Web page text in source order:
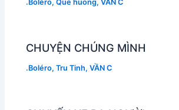
.Boléro,Que huong,VẦN C
CHUYỆN CHÚNG MÌNH
.Boléro,Tru Tinh,VẦN C